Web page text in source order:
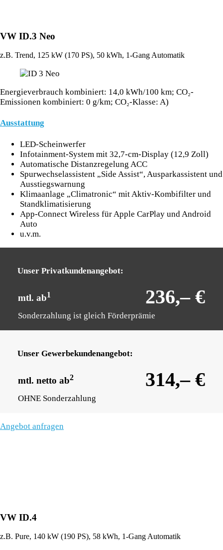
VW ID.3 Neo
z.B. Trend, 125 kW (170 PS), 50 kWh, 1-Gang Automatik
Energieverbrauch kombiniert: 14,0 kWh/100 km; CO₂-
Emissionen kombiniert: 0 g/km; CO₂-Klasse: A)
Ausstattung
LED-Scheinwerfer
Infotainment-System mit 32,7-cm-Display (12,9 Zoll)
Automatische Distanzregelung ACC
Spurwechselassistent „Side Assist“, Ausparkassistent und
Ausstiegswarnung
Klimaanlage „Climatronic“ mit Aktiv-Kombifilter und
Standklimatisierung
App-Connect Wireless für Apple CarPlay und Android
Auto
u.v.m.
Unser Privatkundenangebot:
mtl. ab1 236,– €
Sonderzahlung ist gleich Förderprämie
Unser Gewerbekundenangebot:
mtl. netto ab2 314,– €
OHNE Sonderzahlung
Angebot anfragen
VW ID.4
z.B. Pure, 140 kW (190 PS), 58 kWh, 1-Gang Automatik